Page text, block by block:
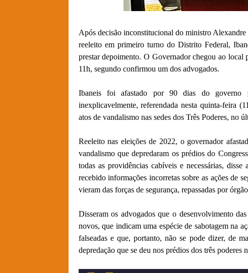
Após decisão inconstitucional do ministro
reeleito em primeiro turno do Distrito Federal,
prestar depoimento. O Governador chegou ao local
11h, segundo confirmou um dos advogados.
Ibaneis foi afastado por 90 dias do governo
inexplicavelmente, referendada nesta quinta-feira
atos de vandalismo nas sedes dos Três Poderes, no
Reeleito nas eleições de 2022, o governador
vandalismo que depredaram os prédios do
todas as providências cabíveis e necessárias,
recebido informações incorretas sobre as ações de
vieram das forças de segurança, repassadas por
Disseram os advogados que o desenvolvimento
novos, que indicam uma espécie de sabotagem na
falseadas e que, portanto, não se pode dizer, de
depredação que se deu nos prédios dos três poderes